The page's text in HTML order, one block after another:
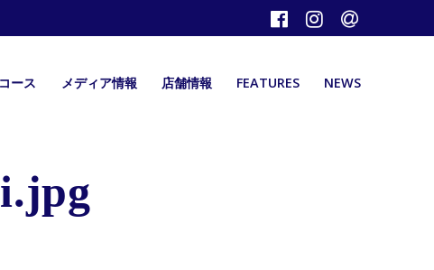
ース メディア情報 店舗情報 FEATURES NEWS